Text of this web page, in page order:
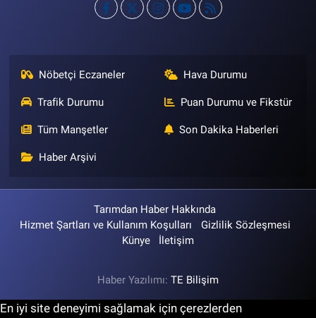
Nöbetçi Eczaneler Hava Durumu
Trafik Durumu Puan Durumu ve Fikstür
Tüm Manşetler Son Dakika Haberleri
Haber Arşivi
Tarımdan Haber Hakkında
Hizmet Şartları ve Kullanım Koşulları
Gizlilik Sözleşmesi
Künye
İletişim
Haber Yazılımı: TE Bilişim
En iyi site deneyimi sağlamak için çerezlerden